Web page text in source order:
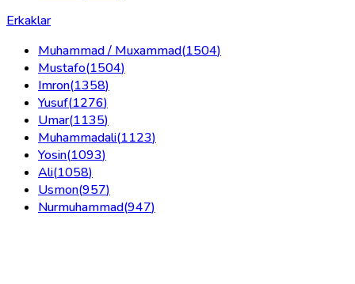
Erkaklar
Muhammad / Muxammad(1504)
Mustafo(1504)
Imron(1358)
Yusuf(1276)
Umar(1135)
Muhammadali(1123)
Yosin(1093)
Ali(1058)
Usmon(957)
Nurmuhammad(947)